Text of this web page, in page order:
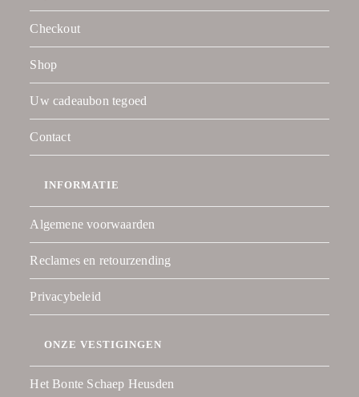
Checkout
Shop
Uw cadeaubon tegoed
Contact
INFORMATIE
Algemene voorwaarden
Reclames en retourzending
Privacybeleid
ONZE VESTIGINGEN
Het Bonte Schaep Heusden